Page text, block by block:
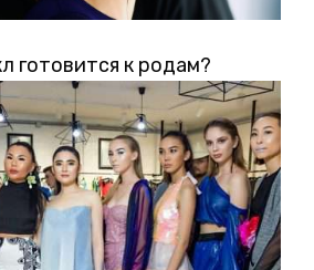
готовится к родам?